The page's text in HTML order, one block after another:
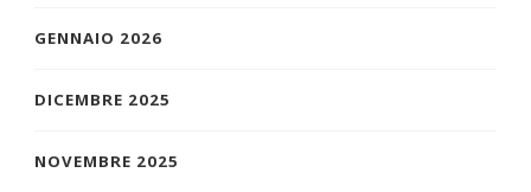
GENNAIO 2026
DICEMBRE 2025
NOVEMBRE 2025